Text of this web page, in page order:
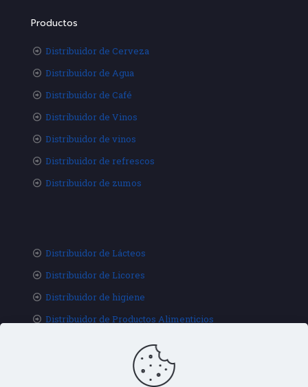
Productos
Distribuidor de Cerveza
Distribuidor de Agua
Distribuidor de Café
Distribuidor de Vinos
Distribuidor de vinos
Distribuidor de refrescos
Distribuidor de zumos
Distribuidor de Lácteos
Distribuidor de Licores
Distribuidor de higiene
Distribuidor de Productos Alimenticios